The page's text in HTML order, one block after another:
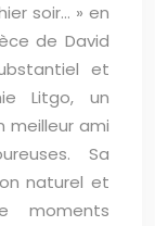
soir… » en
de David
et
Litgo, un
meilleur ami
Sa
naturel et
moments